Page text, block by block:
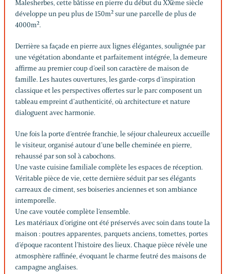
Malesherbes, cette bâtisse en pierre du début du XXème siècle
développe un peu plus de 150m² sur une parcelle de plus de
4000m².
Derrière sa façade en pierre aux lignes élégantes, soulignée par
une végétation abondante et parfaitement intégrée, la demeure
affirme au premier coup d’oeil son caractère de maison de
famille. Les hautes ouvertures, les garde-corps d’inspiration
classique et les perspectives offertes sur le parc composent un
tableau empreint d’authenticité, où architecture et nature
dialoguent avec harmonie.
Une fois la porte d’entrée franchie, le séjour chaleureux accueille
le visiteur, organisé autour d’une belle cheminée en pierre,
rehaussé par son sol à cabochons.
Une vaste cuisine familiale complète les espaces de réception.
Véritable pièce de vie, cette dernière séduit par ses élégants
carreaux de ciment, ses boiseries anciennes et son ambiance
intemporelle.
Une cave voutée complète l’ensemble.
Les matériaux d’origine ont été préservés avec soin dans toute la
maison : poutres apparentes, parquets anciens, tomettes, portes
d’époque racontent l’histoire des lieux. Chaque pièce révèle une
atmosphère raffinée, évoquant le charme feutré des maisons de
campagne anglaises.